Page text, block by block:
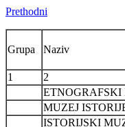
Prethodni
Grupa Naziv
1
2
ETNOGRAFSKI
MUZEJ
ISTORIJSKI